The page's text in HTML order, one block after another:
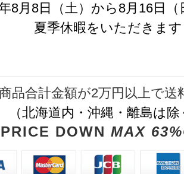
8月8日（土）から8月16日
夏季休暇をいただきます
品合計金額が2万円以上で送
（北海道内・沖縄・離島は
PRICE DOWN MAX